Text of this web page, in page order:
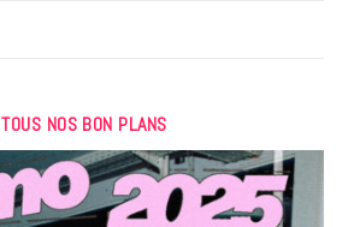
TOUS NOS BON PLANS